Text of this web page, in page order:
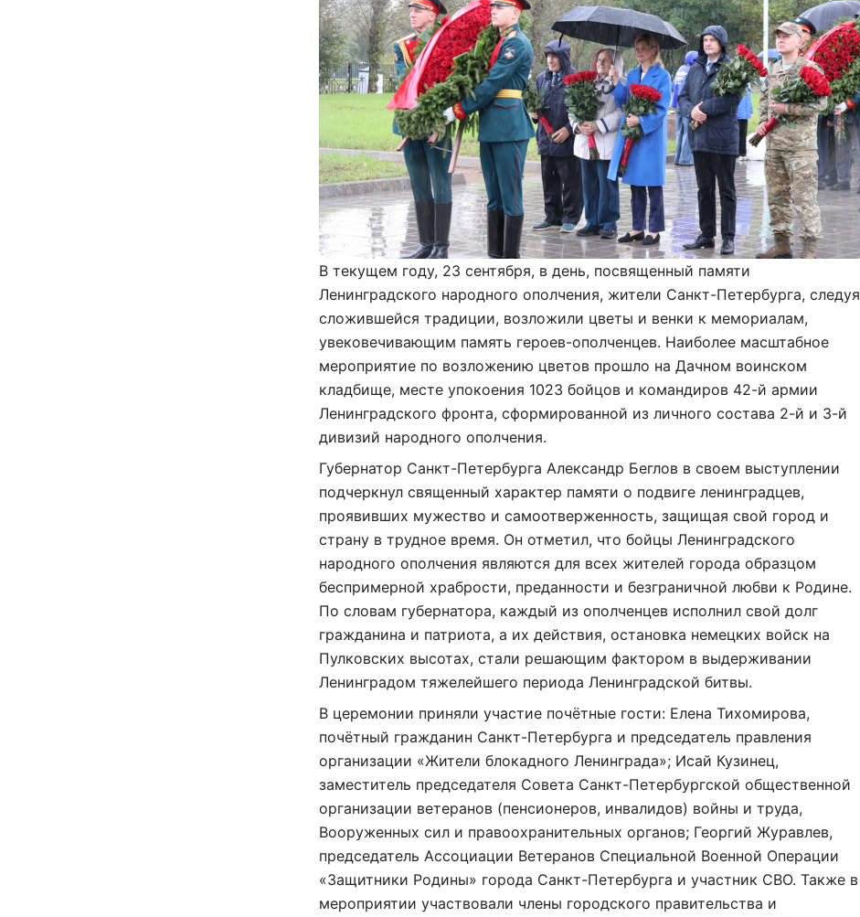
В текущем году, 23 сентября, в день, посвященный памяти
Ленинградского народного ополчения, жители Санкт-Петербурга, следуя
сложившейся традиции, возложили цветы и венки к мемориалам,
увековечивающим память героев-ополченцев. Наиболее масштабное
мероприятие по возложению цветов прошло на Дачном воинском
кладбище, месте упокоения 1023 бойцов и командиров 42-й армии
Ленинградского фронта, сформированной из личного состава 2-й и 3-й
дивизий народного ополчения.
Губернатор Санкт-Петербурга Александр Беглов в своем выступлении
подчеркнул священный характер памяти о подвиге ленинградцев,
проявивших мужество и самоотверженность, защищая свой город и
страну в трудное время. Он отметил, что бойцы Ленинградского
народного ополчения являются для всех жителей города образцом
беспримерной храбрости, преданности и безграничной любви к Родине.
По словам губернатора, каждый из ополченцев исполнил свой долг
гражданина и патриота, а их действия, остановка немецких войск на
Пулковских высотах, стали решающим фактором в выдерживании
Ленинградом тяжелейшего периода Ленинградской битвы.
В церемонии приняли участие почётные гости: Елена Тихомирова,
почётный гражданин Санкт-Петербурга и председатель правления
организации «Жители блокадного Ленинграда»; Исай Кузинец,
заместитель председателя Совета Санкт-Петербургской общественной
организации ветеранов (пенсионеров, инвалидов) войны и труда,
Вооруженных сил и правоохранительных органов; Георгий Журавлев,
председатель Ассоциации Ветеранов Специальной Военной Операции
«Защитники Родины» города Санкт-Петербурга и участник СВО. Также в
мероприятии участвовали члены городского правительства и